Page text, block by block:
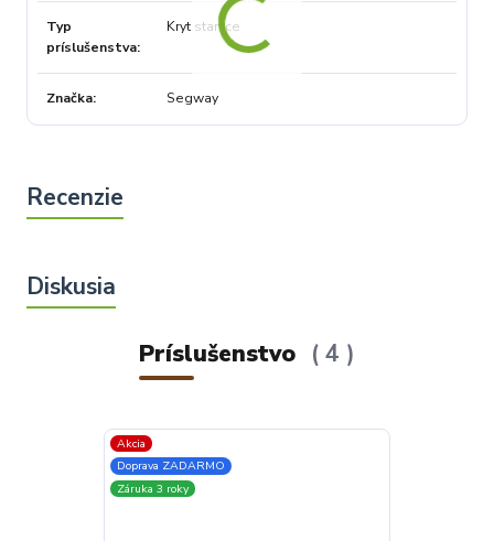
Typ
príslušenstva
Kryt stanice
Značka Segway
Príslušenstvo 4
Akcia
Doprava ZADARMO
Záruka 3 roky